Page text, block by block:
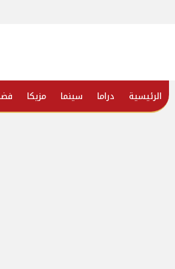
الرئيسية دراما سينما مزيكا